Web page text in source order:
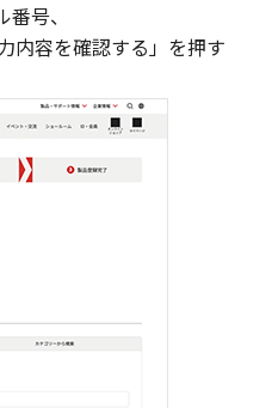
号、
内容を確認する」を押す